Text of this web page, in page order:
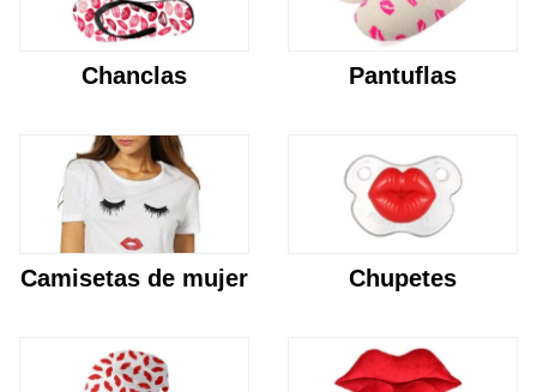
Chanclas Pantuflas
Camisetas de mujer Chupetes